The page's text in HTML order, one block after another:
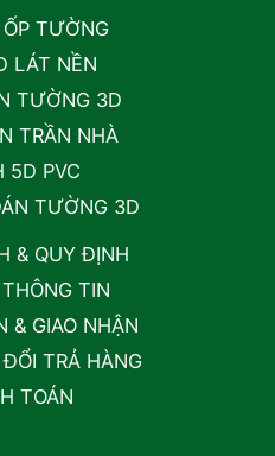
TƯỜNG
LÁT NỀN
TƯỜNG 3D
TRẦN NHÀ
5D PVC
TƯỜNG 3D
& QUY ĐỊNH
TIN
& GIAO NHẬN
TRẢ HÀNG
TOÁN